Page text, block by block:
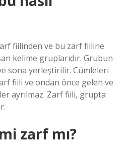
fiilinden ve bu zarf fiiline
kelime gruplarıdır. Grubun
sona yerleştirilir. Cümleleri
fiili ve ondan önce gelen ve
ayrılmaz. Zarf fiili, grupta
zarf mı?